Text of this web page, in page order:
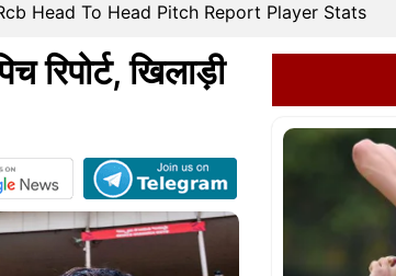
Head To Head Pitch Report Player Stats
खिलाड़ी